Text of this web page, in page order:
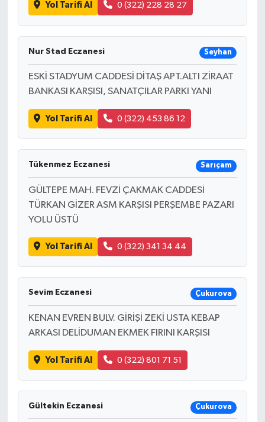
Yol Tarifi Al 0 (322) 228 28 27
Nur Stad Eczanesi Seyhan
ESKİ STADYUM CADDESİ DİTAŞ APT.ALTI ZİRAAT
BANKASI KARŞISI, SANATÇILAR PARKI YANI
Yol Tarifi Al 0 (322) 453 86 12
Tükenmez Eczanesi Sarıçam
GÜLTEPE MAH. FEVZİ ÇAKMAK CADDESİ
TÜRKAN GİZER ASM KARŞISI PERŞEMBE PAZARI
YOLU ÜSTÜ
Yol Tarifi Al 0 (322) 341 34 44
Sevim Eczanesi Çukurova
KENAN EVREN BULV. GİRİŞİ ZEKİ USTA KEBAP
ARKASI DELİDUMAN EKMEK FIRINI KARŞISI
Yol Tarifi Al 0 (322) 801 71 51
Gültekin Eczanesi Çukurova